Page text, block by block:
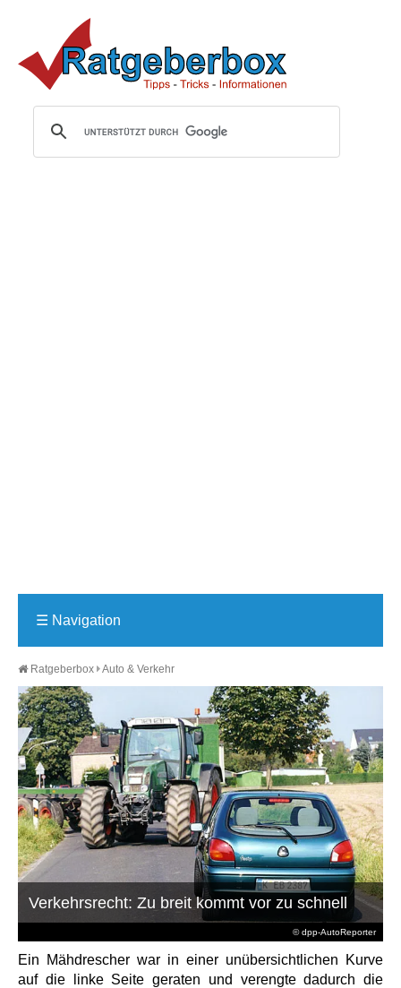
☰ Navigation
Ratgeberbox Auto & Verkehr
© dpp-AutoReporter
Verkehrsrecht: Zu breit kommt vor zu schnell
Ein Mähdrescher war in einer unübersichtlichen Kurve
auf die linke Seite geraten und verengte dadurch die